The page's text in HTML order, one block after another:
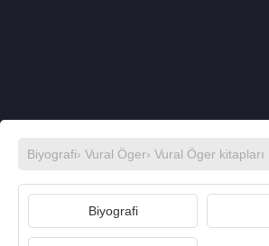
Biyografi› Vural Öger› Vural Öger kitapları
Biyografi